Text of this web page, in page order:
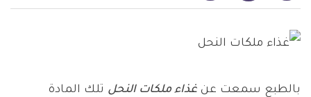
بالطبع سمعت عن غذاء ملكات النحل تلك المادة